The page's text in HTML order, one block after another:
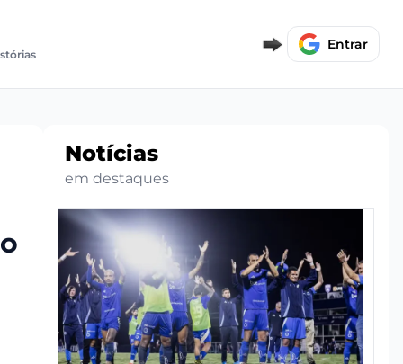
Entrar
Notícias
em destaques